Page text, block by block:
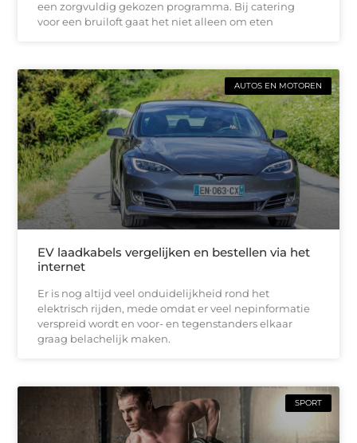
een zorgvuldig gekozen programma. Bij catering
voor een bruiloft gaat het niet alleen om eten
AUTOS EN MOTOREN
EV laadkabels vergelijken en bestellen via het
internet
Er is nog altijd veel onduidelijkheid rond het
elektrisch rijden, mede omdat er veel nepinformatie
verspreid wordt en voor- en tegenstanders elkaar
graag belachelijk maken.
SPORT